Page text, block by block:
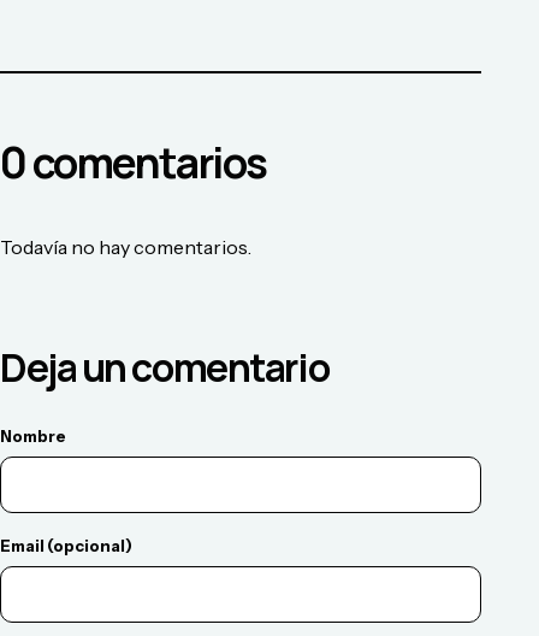
0comentarios
Todavía no hay comentarios.
Deja un comentario
Nombre
Email (opcional)